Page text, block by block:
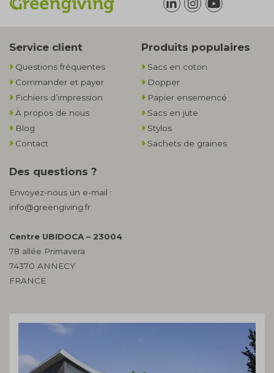
Service client
Questions fréquentes
Commander et payer
Fichiers d’impression
À propos de nous
Blog
Contact
Produits populaires
Sacs en coton
Dopper
Papier ensemencé
Sacs en jute
Stylos
Sachets de graines
Des questions ?
Envoyez-nous un e-mail :
info@greengiving.fr
Centre UBIDOCA – 23004
78 allée Primavera
74370 ANNECY
FRANCE